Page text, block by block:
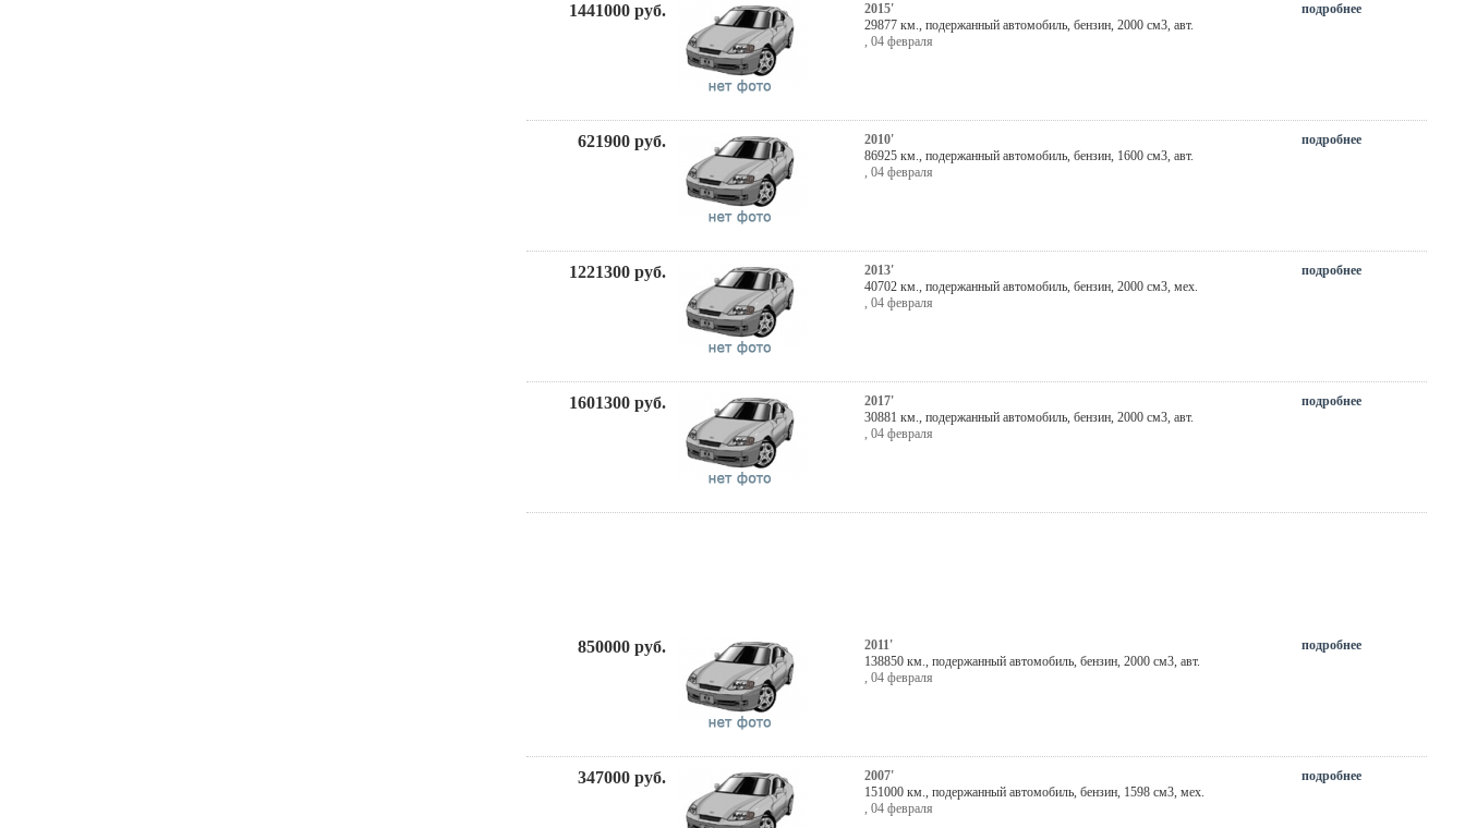
1441000руб.
2015'
29877 км., подержанный автомобиль, бензин, 2000 см3, авт.
, 04 февраля
подробнее
621900руб.
2010'
86925 км., подержанный автомобиль, бензин, 1600 см3, авт.
, 04 февраля
подробнее
1221300руб.
2013'
40702 км., подержанный автомобиль, бензин, 2000 см3, мех.
, 04 февраля
подробнее
1601300руб.
2017'
30881 км., подержанный автомобиль, бензин, 2000 см3, авт.
, 04 февраля
подробнее
850000руб.
2011'
138850 км., подержанный автомобиль, бензин, 2000 см3, авт.
, 04 февраля
подробнее
347000руб.
2007'
151000 км., подержанный автомобиль, бензин, 1598 см3, мех.
, 04 февраля
подробнее